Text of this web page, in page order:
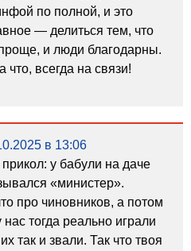
по полной, и это
— делиться тем, что
и люди благодарны.
всегда на связи!
в 13:06
прикол: у бабули на даче
«министер».
про чиновников, а потом
тогда реально играли
так и звали. Так что твоя